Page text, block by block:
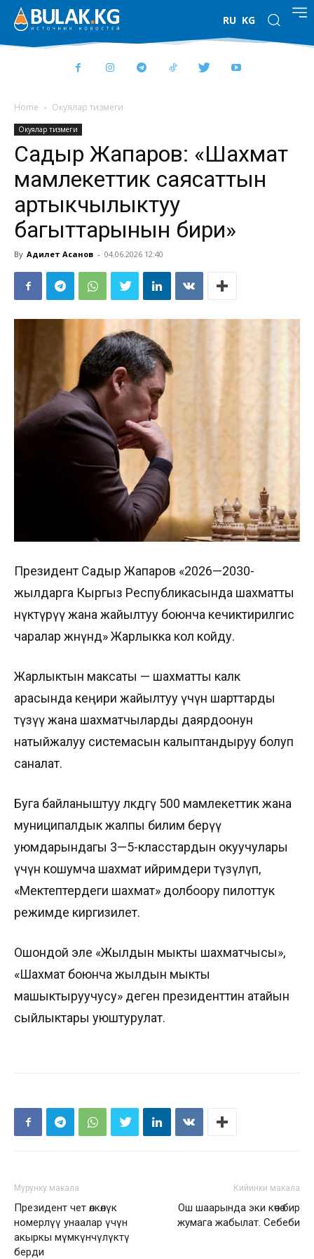
RU KG
Home Окуялар тизмеги
Окуялар тизмеги
Садыр Жапаров: «Шахмат
мамлекеттик саясаттын
артыкчылыктуу
багыттарынын бири»
By Адилет Асанов - 04.06.2026 12:40
Президент Садыр Жапаров «2026—2030-
жылдарга Кыргыз Республикасында шахматты
өнүктүрүү жана жайылтуу боюнча кечиктирилгис
чаралар жөнүндө» Жарлыкка кол койду.
Жарлыктын максаты — шахматты калк
арасында кеңири жайылтуу үчүн шарттарды
түзүү жана шахматчыларды даярдоонун
натыйжалуу системасын калыптандыруу болуп
саналат.
Буга байланыштуу өлкөдөгү 500 мамлекеттик жана
муниципалдык жалпы билим берүү
уюмдарындагы 3—5-класстардын окуучулары
үчүн кошумча шахмат ийримдери түзүлүп,
«Мектептердеги шахмат» долбоору пилоттук
режимде киргизилет.
Ошондой эле «Жылдын мыкты шахматчысы»,
«Шахмат боюнча жылдын мыкты
машыктыруучусу» деген президенттин атайын
сыйлыктары уюштурулат.
Мурунку макала
Президент чет өлкөлүк
номерлүү унаалар үчүн
акыркы мүмкүнчүлүктү
берди
Кийинки макала
Ош шаарында эки көчө бир
жумага жабылат. Себеби